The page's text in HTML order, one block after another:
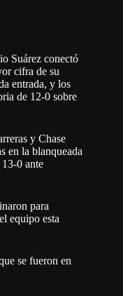
Suárez conectó
cifra de su
entrada, y los
de 12-0 sobre
y Chase
en la blanqueada
0 ante
para
equipo esta
se fueron en